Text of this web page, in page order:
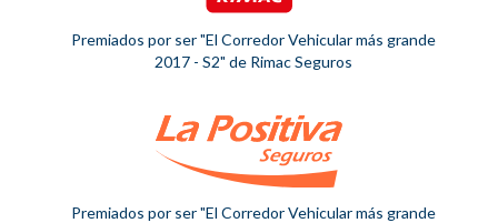
Premiados por ser "El Corredor Vehicular más grande
2017 - S2" de Rimac Seguros
Premiados por ser "El Corredor Vehicular más grande